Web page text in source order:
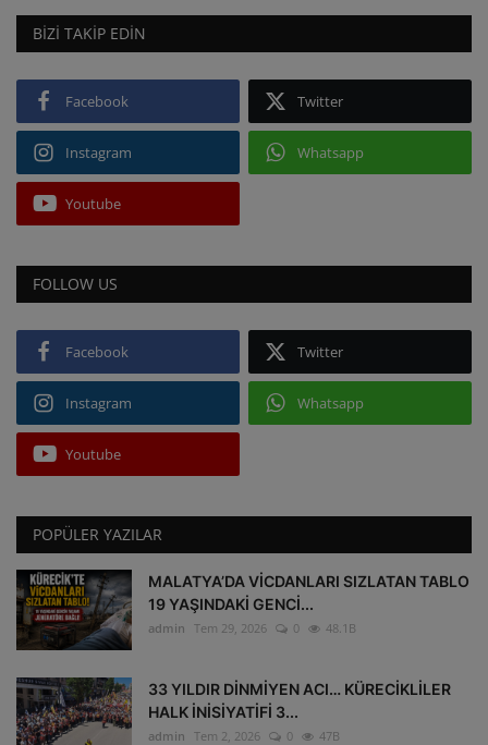
BIZI TAKIP EDIN
Facebook Twitter
Instagram Whatsapp
Youtube
FOLLOW US
Facebook Twitter
Instagram Whatsapp
Youtube
POPÜLER YAZILAR
MALATYA’DA VİCDANLARI SIZLATAN TABLO
19 YAŞINDAKİ GENCİ...
admin Tem 29, 2026 0 48.1B
33 YILDIR DİNMİYEN ACI… KÜRECİKLİLER
HALK İNİSİYATİFİ 3...
admin Tem 2, 2026 0 47B